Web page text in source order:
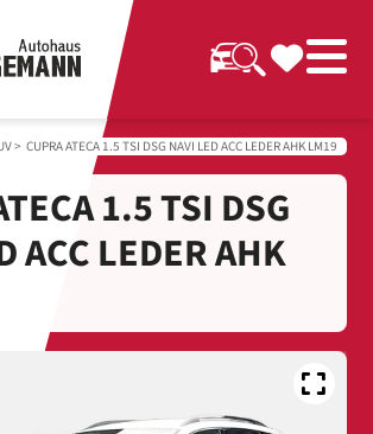
> CUPRA ATECA 1.5 TSI DSG NAVI LED ACC LEDER AHK LM19
1.5 TSI DSG
ACC LEDER AHK